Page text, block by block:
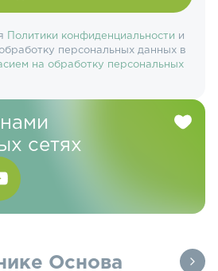
Политики конфиденциальности и
персональных данных в
на обработку персональных
сетях
Основа